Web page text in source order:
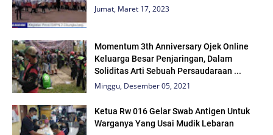
Jumat, Maret 17, 2023
Momentum 3th Anniversary Ojek Online
Keluarga Besar Penjaringan, Dalam
Soliditas Arti Sebuah Persaudaraan ...
Minggu, Desember 05, 2021
Ketua Rw 016 Gelar Swab Antigen Untuk
Warganya Yang Usai Mudik Lebaran